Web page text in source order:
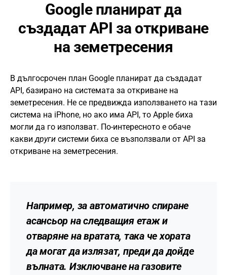
Google планират да
създадат API за откриване
на земетресения
В дългосрочен план Google планират да създадат
API, базирано на системата за откриване на
земетресения. Не се предвижда използването на тази
система на iPhone, но ако има API, то Apple биха
могли да го използват. По-интересното е обаче
каквидруги системи биха се възползвали от API за
откриване на земетресения.
Например, за автоматично спиране
асансьор на следващия етаж и
отваряне на вратата, така че хората
да могат да излязат, преди да дойде
вълната. Изключване на газовите